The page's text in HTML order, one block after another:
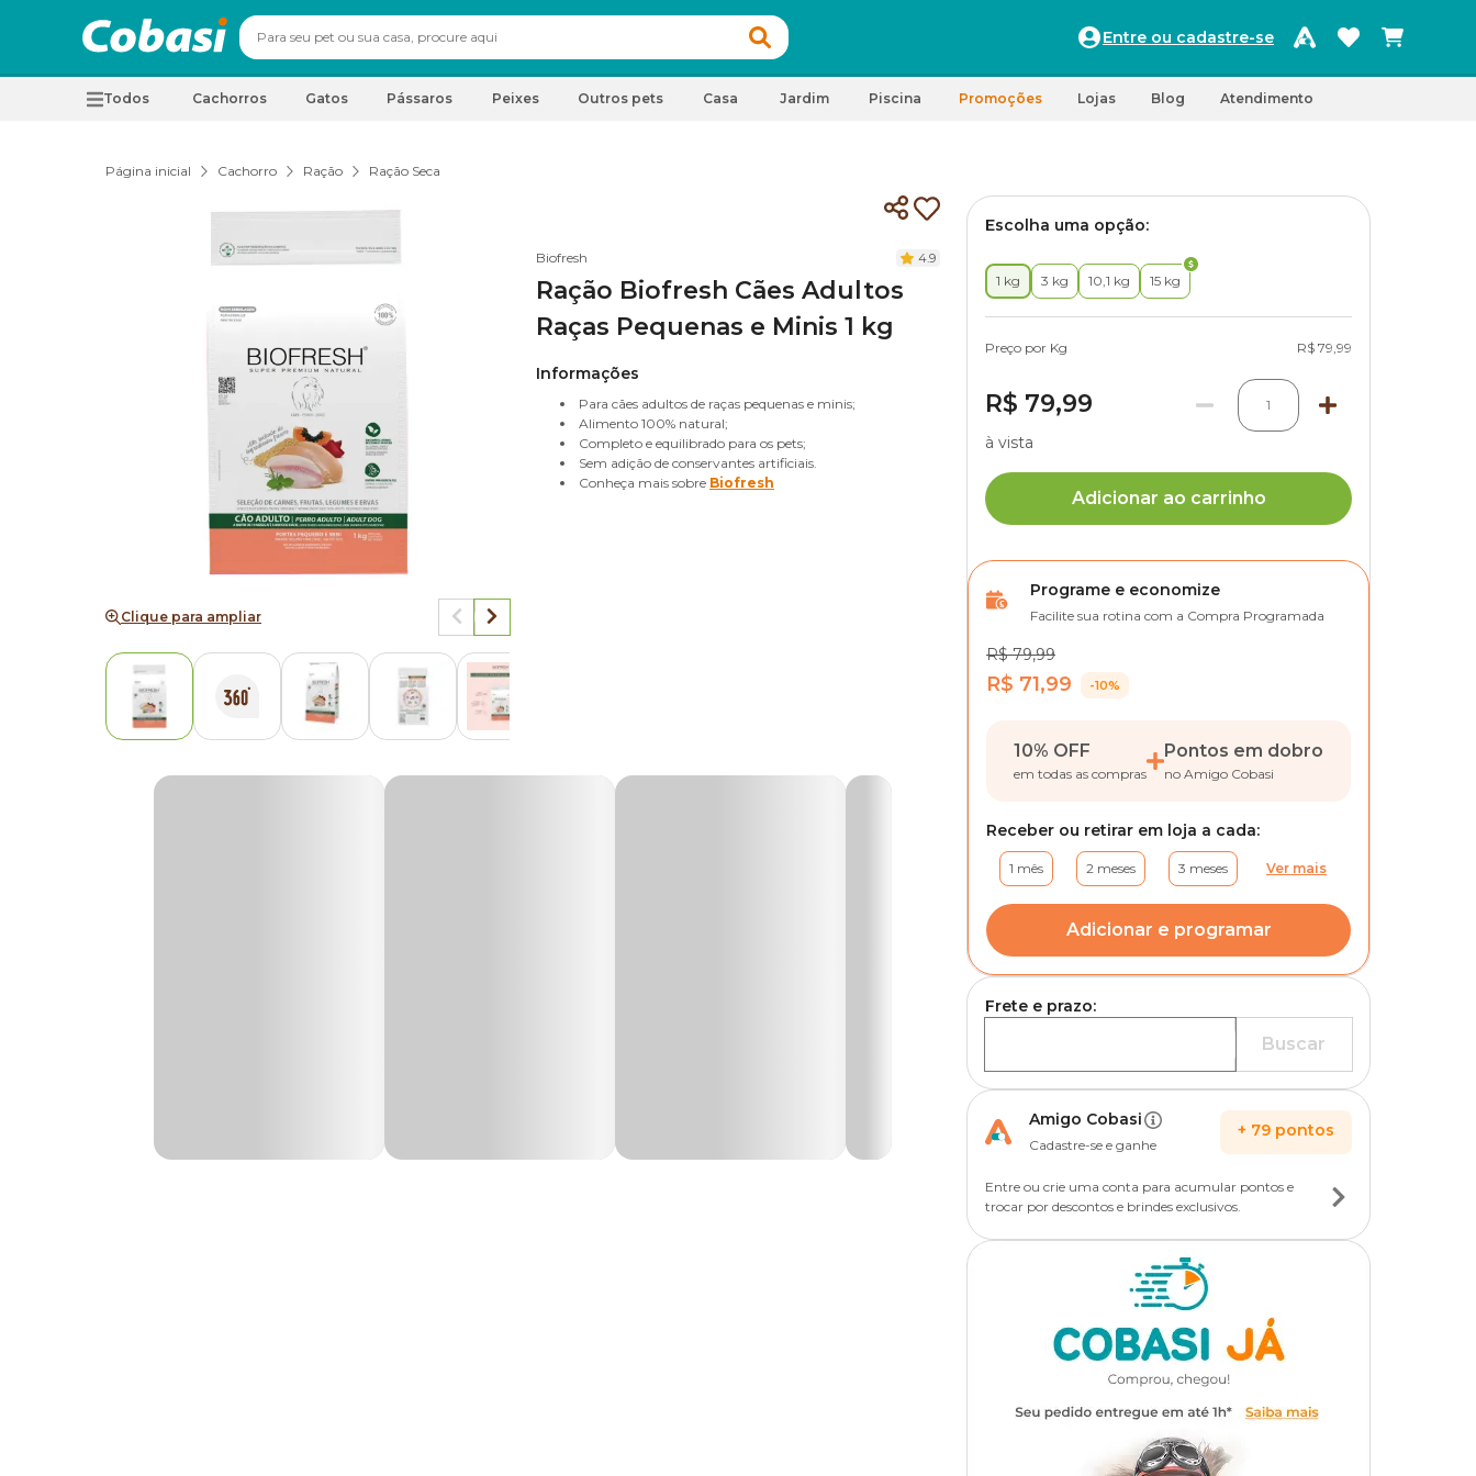
Entre ou cadastre-se
Todos Cachorros Gatos Pássaros Peixes Outros pets Casa Jardim Piscina Promoções Lojas Blog Atendimento
Página inicial Cachorro Ração Ração Seca
Clique para ampliar
Biofresh 4.9
Ração Biofresh Cães Adultos
Raças Pequenas e Minis 1 kg
Informações
Para cães adultos de raças pequenas e minis;
Alimento 100% natural;
Completo e equilibrado para os pets;
Sem adição de conservantes artificiais.
Conheça mais sobre Biofresh
Escolha uma opção:
1 kg 3 kg 10,1 kg 15 kg
Preço por Kg R$ 79,99
R$ 79,99 1
à vista
Adicionar ao carrinho
Programe e economize
Facilite sua rotina com a Compra Programada
R$ 79,99
R$ 71,99 -10%
10% OFF
em todas as compras
Pontos em dobro
no Amigo Cobasi
Receber ou retirar em loja a cada:
1 mês 2 meses 3 meses Ver mais
Adicionar e programar
Frete e prazo:
Buscar
Amigo Cobasi
Cadastre-se e ganhe
+ 79 pontos
Entre ou crie uma conta para acumular pontos e
trocar por descontos e brindes exclusivos.